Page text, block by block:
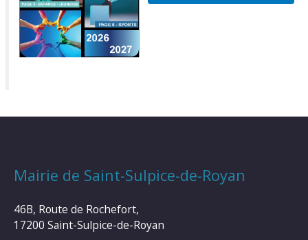
Mairie de Saint-Sulpice-de-Royan
46B, Route de Rochefort,
17200 Saint-Sulpice-de-Royan